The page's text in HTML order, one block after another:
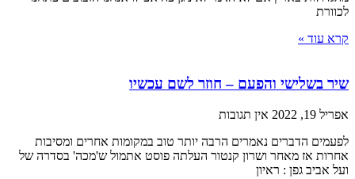
לכוורת
קרא עוד »
שיר בשלישי והפעם – חוזר לשם עכשיו
אפריל 19, 2022
אין תגובות
לפעמים הדברים נאמרים הרבה יותר טוב במקומות אחרים ומסיבות
אחרות אז מאחר ושרון קנטור העלתה פוסט אתמול ש'מכה' בסדרה של
ועל אביב גפן : ראיון